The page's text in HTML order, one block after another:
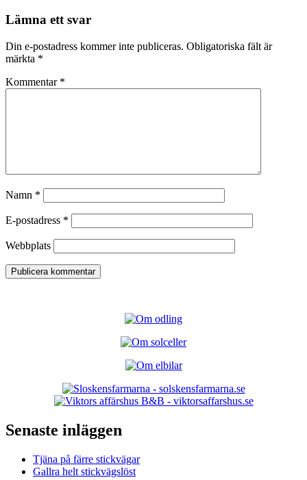
Lämna ett svar
Din e-postadress kommer inte publiceras. Obligatoriska fält är
märkta *
Kommentar *
Namn *
E-postadress *
Webbplats
Senaste inläggen
Tjäna på färre stickvägar
Gallra helt stickvägslöst